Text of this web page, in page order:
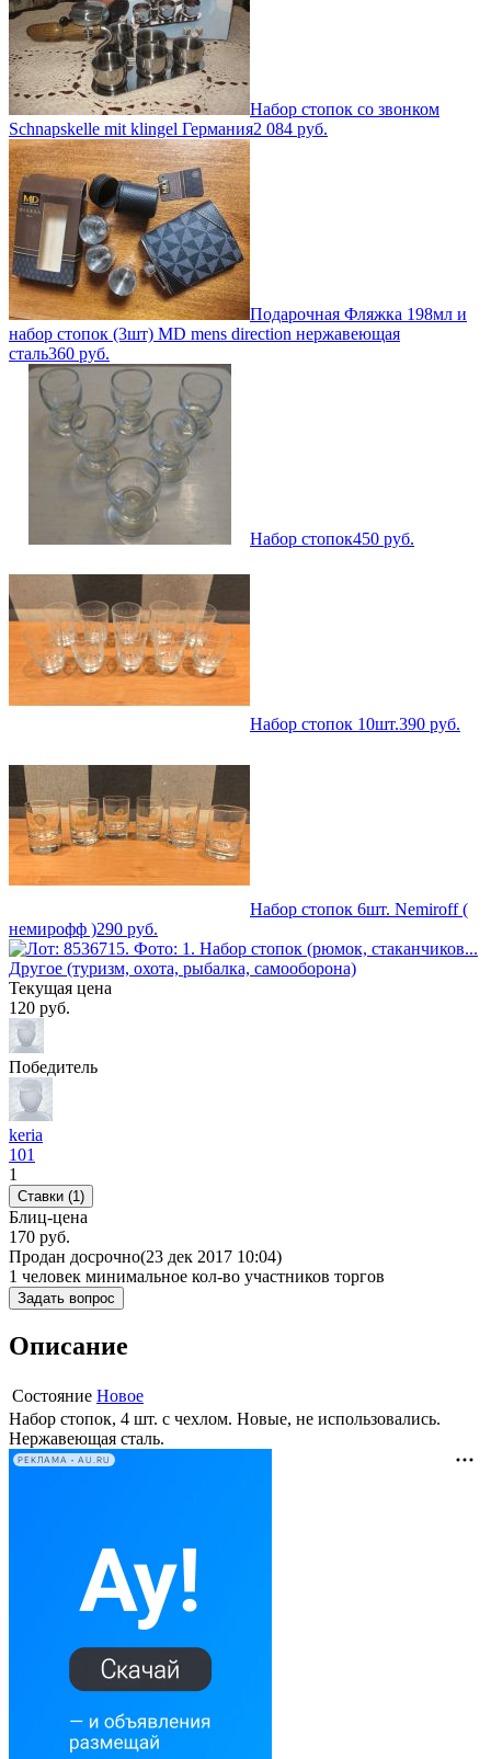
Набор стопок со звонком
Schnapskelle mit klingel Германия2 084 руб.
Подарочная Фляжка 198мл и
набор стопок (3шт) MD mens direction нержавеющая
сталь360 руб.
Набор стопок450 руб.
Набор стопок 10шт.390 руб.
Набор стопок 6шт. Nemiroff (
немирофф )290 руб.
Текущая цена
120 руб.
Победитель
keria
101
1
Ставки (1)
Блиц-цена
170 руб.
Продан досрочно(23 дек 2017 10:04)
1 человек минимальное кол-во участников торгов
Задать вопрос
Описание
Состояние Новое
Набор стопок, 4 шт. с чехлом. Новые, не использовались.
Нержавеющая сталь.
РЕКЛАМА • AU.RU